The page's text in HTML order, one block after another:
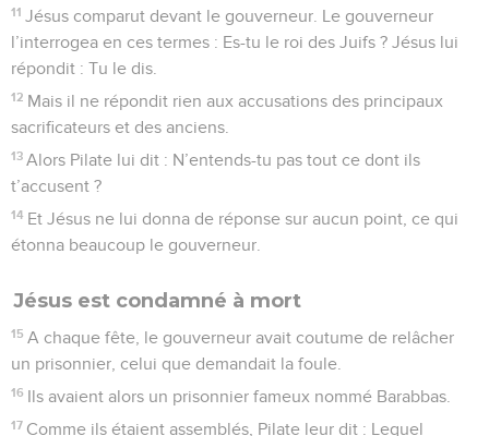
11 Jésus comparut devant le gouverneur. Le gouverneur
l’interrogea en ces termes : Es-tu le roi des Juifs ? Jésus lui
répondit : Tu le dis.
12 Mais il ne répondit rien aux accusations des principaux
sacrificateurs et des anciens.
13 Alors Pilate lui dit : N’entends-tu pas tout ce dont ils
t’accusent ?
14 Et Jésus ne lui donna de réponse sur aucun point, ce qui
étonna beaucoup le gouverneur.
Jésus est condamné à mort
15 A chaque fête, le gouverneur avait coutume de relâcher
un prisonnier, celui que demandait la foule.
16 Ils avaient alors un prisonnier fameux nommé Barabbas.
17 Comme ils étaient assemblés, Pilate leur dit : Lequel